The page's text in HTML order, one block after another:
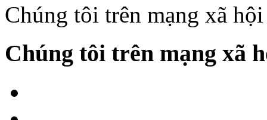
Chúng tôi trên mạng xã hội
Chúng tôi trên mạng xã